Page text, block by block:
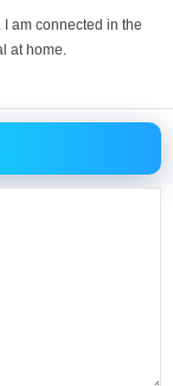
am connected in the
at home.